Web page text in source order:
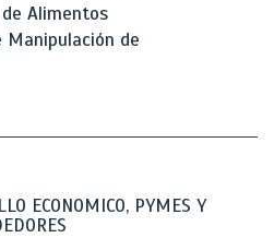
Alimentos
Manipulación de
ECONOMICO, PYMES Y